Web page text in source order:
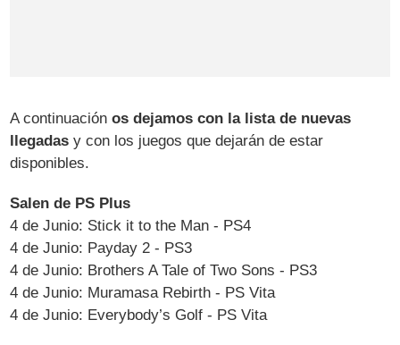
A continuaciónos dejamos con la lista de nuevas
llegadas y con los juegos que dejarán de estar
disponibles.
Salen de PS Plus
4 de Junio: Stick it to the Man - PS4
4 de Junio: Payday 2 - PS3
4 de Junio: Brothers A Tale of Two Sons - PS3
4 de Junio: Muramasa Rebirth - PS Vita
4 de Junio: Everybody’s Golf - PS Vita